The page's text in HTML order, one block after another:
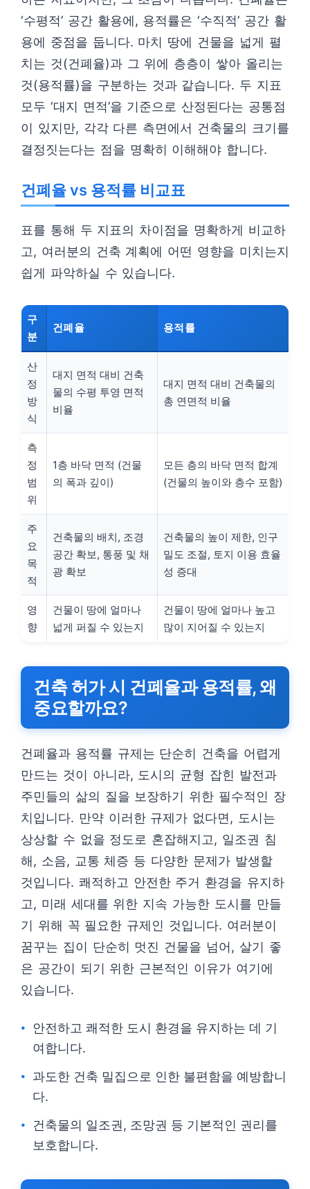
‘수평적’ 공간 활용에, 용적률은 ‘수직적’ 공간 활
용에 중점을 둡니다. 마치 땅에 건물을 넓게 펼
치는 것(건폐율)과 그 위에 층층이 쌓아 올리는
것(용적률)을 구분하는 것과 같습니다. 두 지표
모두 ‘대지 면적’을 기준으로 산정된다는 공통점
이 있지만, 각각 다른 측면에서 건축물의 크기를
결정짓는다는 점을 명확히 이해해야 합니다.
건폐율 vs 용적률 비교표
표를 통해 두 지표의 차이점을 명확하게 비교하
고, 여러분의 건축 계획에 어떤 영향을 미치는지
쉽게 파악하실 수 있습니다.
구
분
건폐율 용적률
산
정
방
식
대지 면적 대비 건축
물의 수평 투영 면적
비율
대지 면적 대비 건축물의
총 연면적 비율
측
정
범
위
1층 바닥 면적 (건물
의 폭과 깊이)
모든 층의 바닥 면적 합계
(건물의 높이와 층수 포함)
주
요
목
적
건축물의 배치, 조경
공간 확보, 통풍 및 채
광 확보
건축물의 높이 제한, 인구
밀도 조절, 토지 이용 효율
성 증대
영
향
건물이 땅에 얼마나
넓게 퍼질 수 있는지
건물이 땅에 얼마나 높고
많이 지어질 수 있는지
건축 허가 시 건폐율과 용적률, 왜
중요할까요?
건폐율과 용적률 규제는 단순히 건축을 어렵게
만드는 것이 아니라, 도시의 균형 잡힌 발전과
주민들의 삶의 질을 보장하기 위한 필수적인 장
치입니다. 만약 이러한 규제가 없다면, 도시는
상상할 수 없을 정도로 혼잡해지고, 일조권 침
해, 소음, 교통 체증 등 다양한 문제가 발생할
것입니다. 쾌적하고 안전한 주거 환경을 유지하
고, 미래 세대를 위한 지속 가능한 도시를 만들
기 위해 꼭 필요한 규제인 것입니다. 여러분이
꿈꾸는 집이 단순히 멋진 건물을 넘어, 살기 좋
은 공간이 되기 위한 근본적인 이유가 여기에
있습니다.
안전하고 쾌적한 도시 환경을 유지하는 데 기
여합니다.
과도한 건축 밀집으로 인한 불편함을 예방합니
다.
건축물의 일조권, 조망권 등 기본적인 권리를
보호합니다.